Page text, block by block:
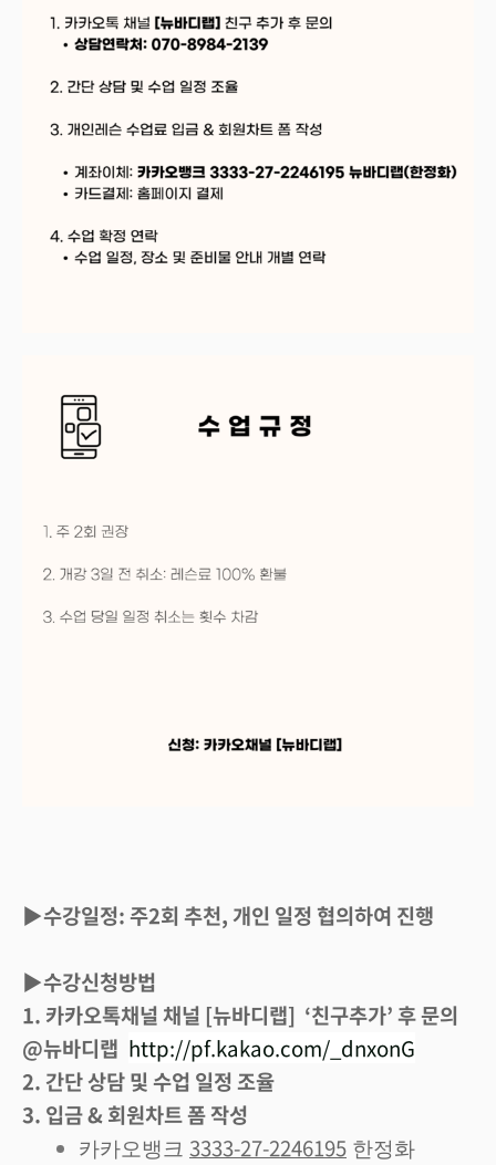
▶수강일정: 주2회 추천, 개인 일정 협의하여 진행
▶수강신청방법
1. 카카오톡채널 채널 [뉴바디랩] ‘친구추가’ 후 문의
@뉴바디랩 http://pf.kakao.com/_dnxonG
2. 간단 상담 및 수업 일정 조율
3. 입금 & 회원차트 폼 작성
카카오뱅크 3333-27-2246195 한정화